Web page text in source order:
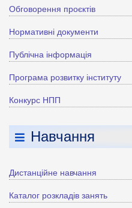
Обговорення проєктів
Нормативні документи
Публічна інформація
Програма розвитку інституту
Конкурс НПП
Навчання
Дистанційне навчання
Каталог розкладів занять